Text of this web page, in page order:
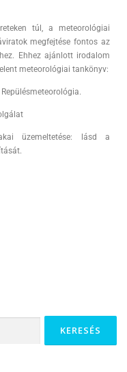
túl, a meteorológiai
megfejtése fontos az
Ehhez ajánlott irodalom
meteorológiai tankönyv:
üzemeltetése: lásd a